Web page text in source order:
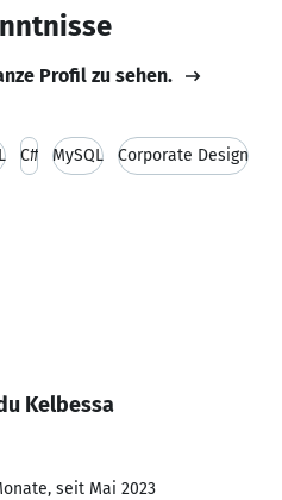
Profil zu sehen.
C# MySQL Corporate Design
Kelbessa
seit Mai 2023